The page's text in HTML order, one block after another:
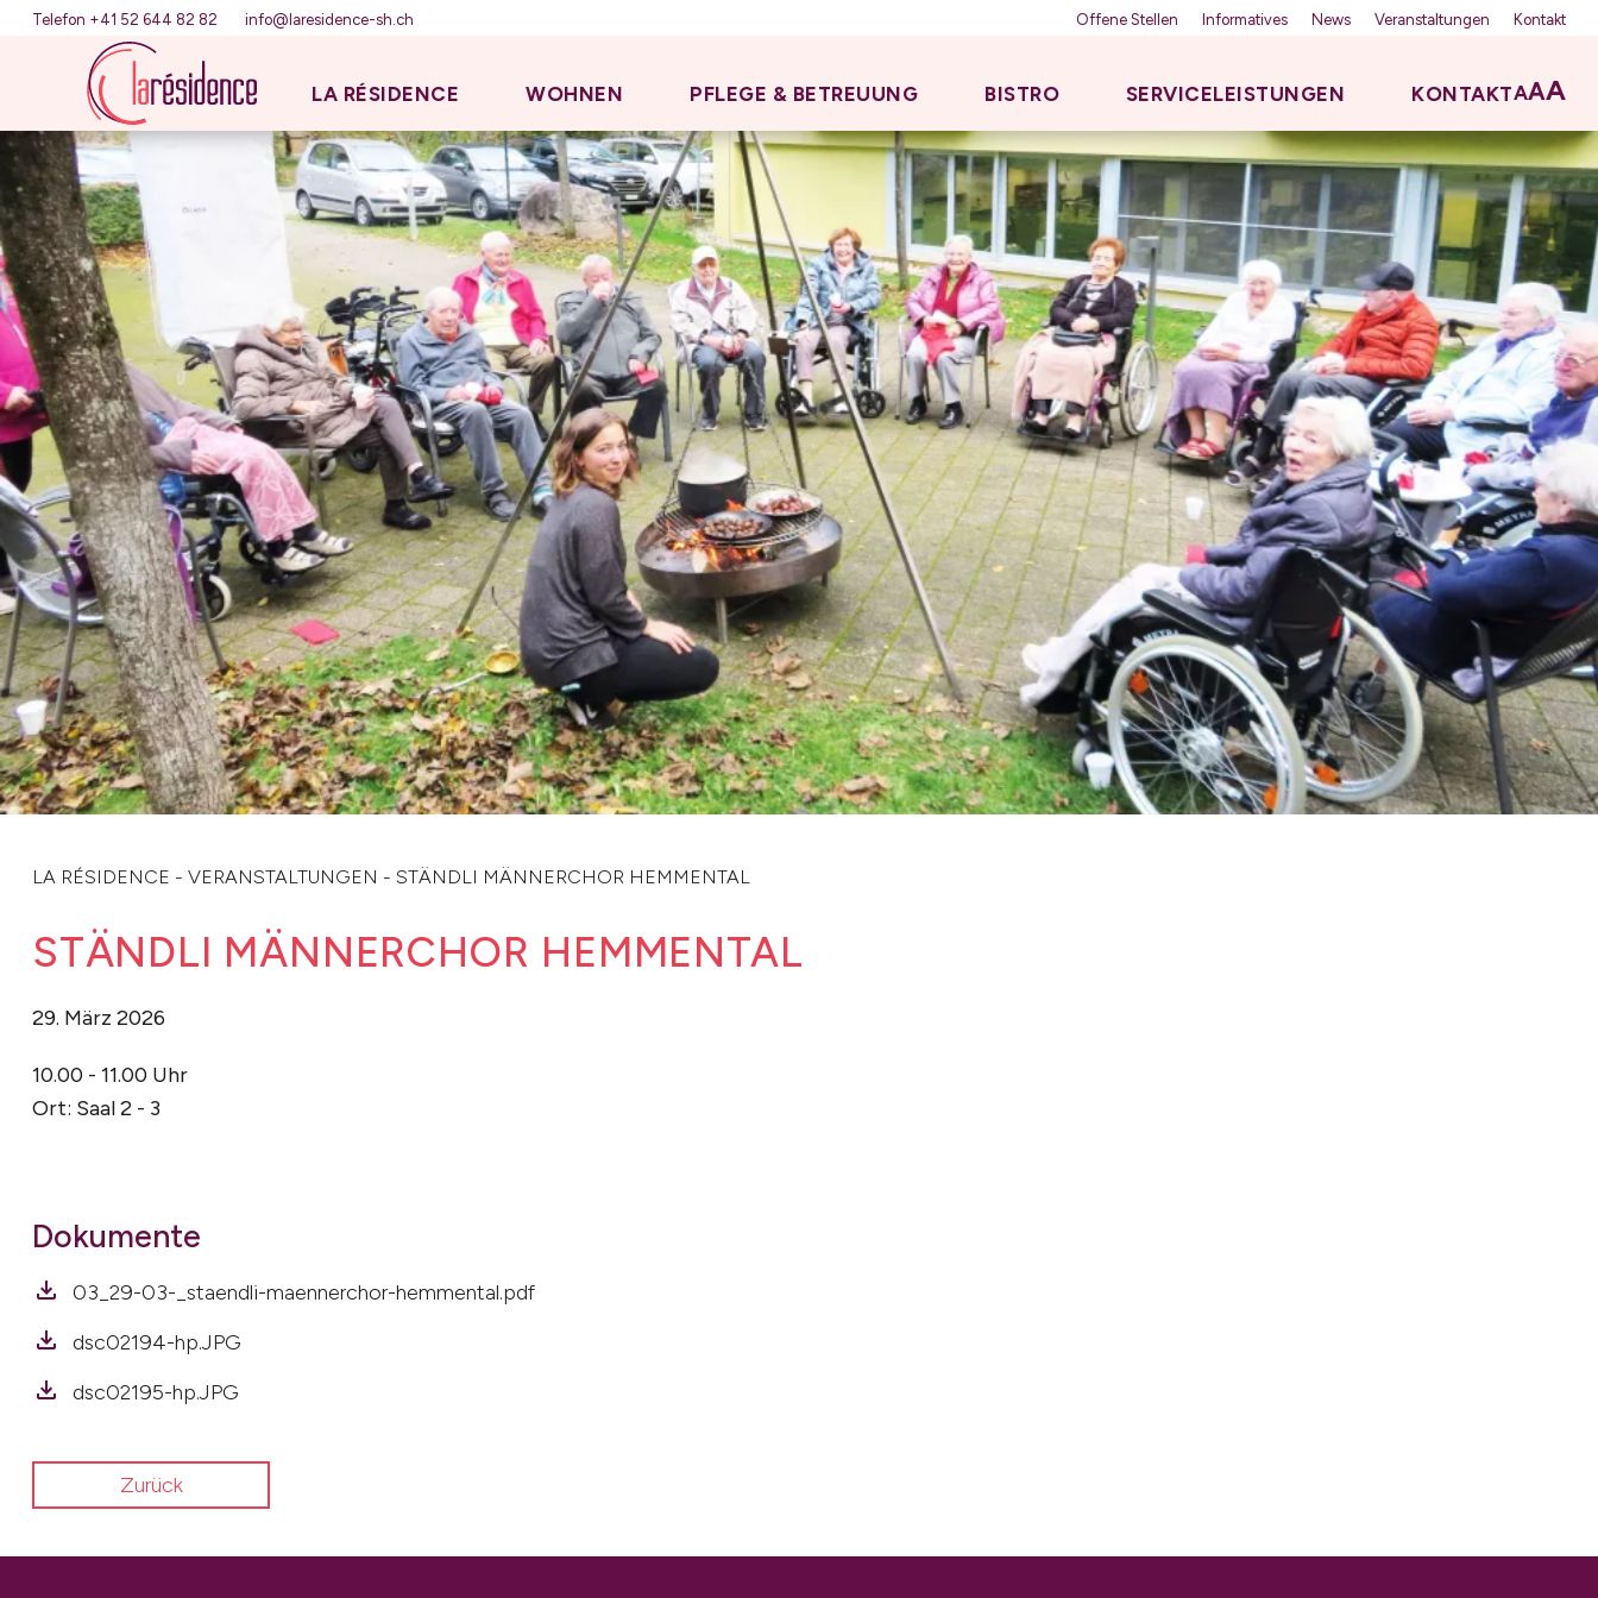
Telefon +41 52 644 82 82 info@laresidence-sh.ch Offene Stellen Informatives News Veranstaltungen Kontakt
LA RÉSIDENCE WOHNEN PFLEGE & BETREUUNG BISTRO SERVICELEISTUNGEN KONTAKTAAA
LA RÉSIDENCE - VERANSTALTUNGEN - STÄNDLI MÄNNERCHOR HEMMENTAL
STÄNDLI MÄNNERCHOR HEMMENTAL
29. März 2026
10.00 - 11.00 Uhr
Ort: Saal 2 - 3
Dokumente
03_29-03-_staendli-maennerchor-hemmental.pdf
dsc02194-hp.JPG
dsc02195-hp.JPG
Zurück